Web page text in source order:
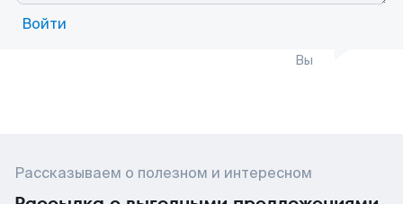
Войти
Вы
Рассказываем о полезном и интересном